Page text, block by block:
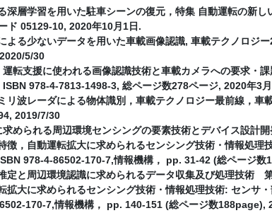
深層学習を用いた駐車シーンの復元，特集 自動運転の新
ド 05129-10, 2020年10月1日.
よる少ないデータを用いた車載画像認識, 車載テクノロジ
5/30
転支援に使われる画像認識技術と車載カメラへの要求・
ISBN 978-4-7813-1498-3, 総ページ数278ページ, 2020年3
リ波レーダによる物体識別，車載テクノロジー最前線，
2019/7/30
められる周辺環境センシングの要素技術とデバイス設
徴，自動運転拡大に求められるセンシング技術・情報処理
978-4-86502-170-7,情報機構， pp. 31-42 (総ページ数
と周辺環境認識に求められるデータ収集及び処理技術
拡大に求められるセンシング技術・情報処理技術: センサ
170-7,情報機構， pp. 140-151 (総ページ数188page),